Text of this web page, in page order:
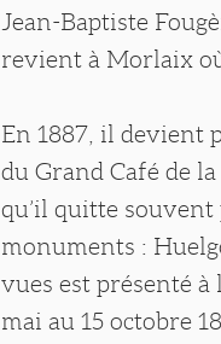
Jean-Baptiste
revient à Morlaix
En 1887, il devient
du Grand Café de
qu’il quitte souvent
monuments :
vues est présenté
mai au 15 octobre